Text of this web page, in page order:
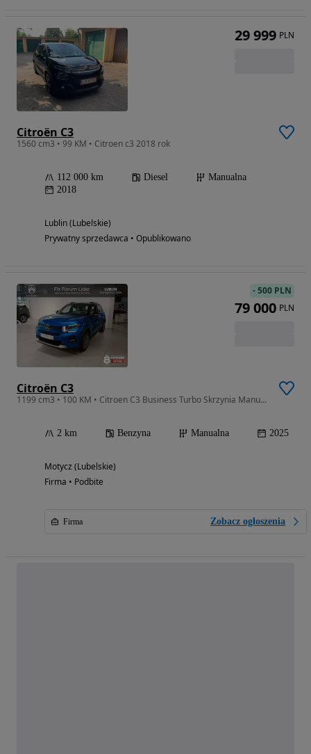
Citroën C3
1560 cm3 • 99 KM • Citroen c3 2018 rok
112 000 km Diesel
Manualna
2018
Lublin (Lubelskie)
Prywatny sprzedawca • Opublikowano
29 999 PLN
Citroën C3
1199 cm3 • 100 KM • Citroen C3 Business Turbo Skrzynia Manualna 100KM Pakiet zimowy
2 km Benzyna Manualna 2025
Motycz (Lubelskie)
Firma • Podbite
Firma Zobacz ogłoszenia
-500 PLN
79 000 PLN